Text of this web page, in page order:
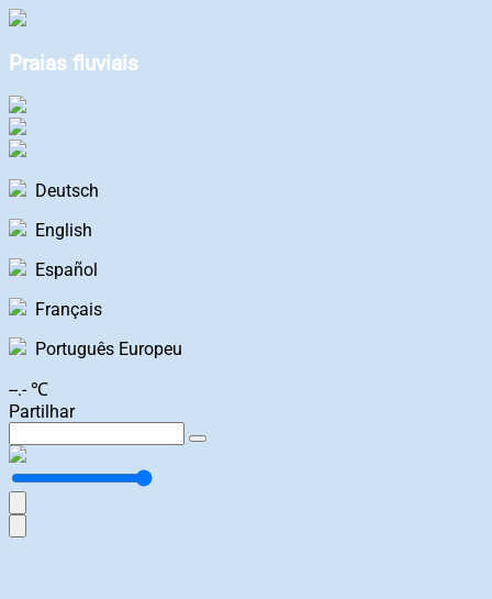
Praias fluviais
Deutsch
English
Español
Français
Português Europeu
--.- ℃
Partilhar